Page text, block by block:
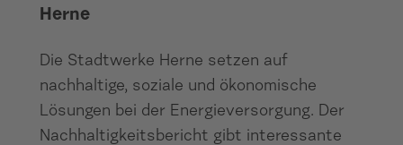
Herne
Die Stadtwerke Herne setzen auf
nachhaltige, soziale und ökonomische
Lösungen bei der Energieversorgung. Der
Nachhaltigkeitsbericht gibt interessante